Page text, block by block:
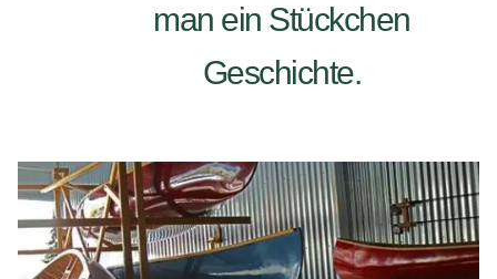
man ein Stückchen
Geschichte.